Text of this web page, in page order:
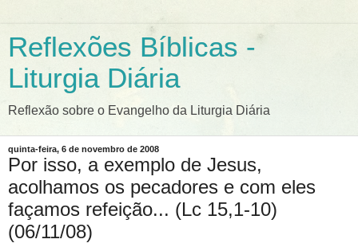
Reflexões Bíblicas -
Liturgia Diária
Reflexão sobre o Evangelho da Liturgia Diária
quinta-feira, 6 de novembro de 2008
Por isso, a exemplo de Jesus,
acolhamos os pecadores e com eles
façamos refeição... (Lc 15,1-10)
(06/11/08)